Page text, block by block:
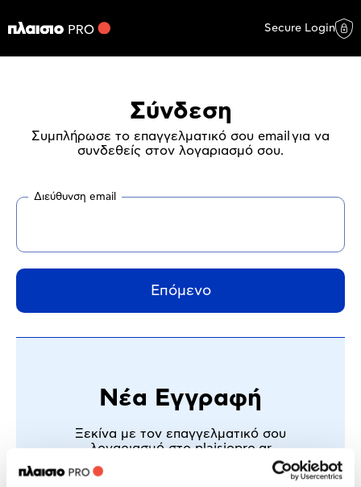
Secure Login
Σύνδεση
Συμπλήρωσε το επαγγελματικό σου email για να
συνδεθείς στον λογαριασμό σου.
Διεύθυνση email
Επόμενο
Νέα Εγγραφή
Ξεκίνα με τον επαγγελματικό σου
λογαριασμό στοplaisiopro.gr
σε κάθε αγορά & ευέλικτοι τρόποι